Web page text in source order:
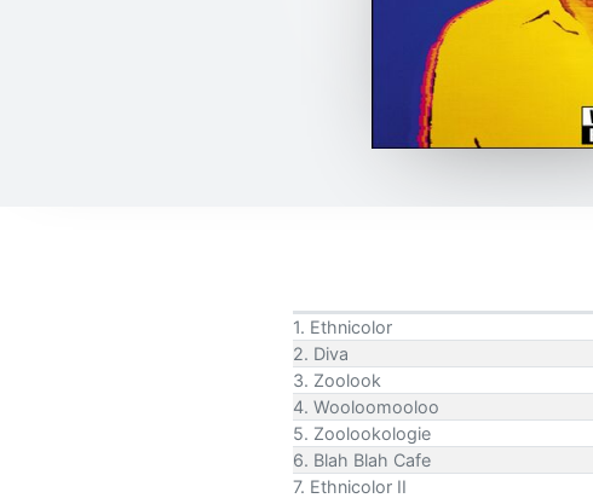
1. Ethnicolor
2. Diva
3. Zoolook
4. Wooloomooloo
5. Zoolookologie
6. Blah Blah Cafe
7. Ethnicolor II